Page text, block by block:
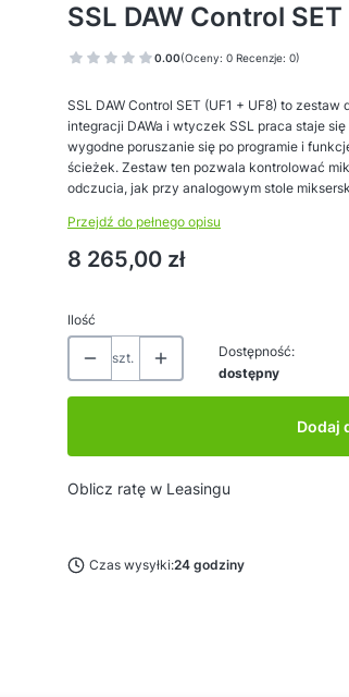
SSL DAW Control
0.00(Oceny: 0 Recenzje: 0)
SSL DAW Control SET (UF1 + UF8) to
integracji DAWa i wtyczek SSL praca staje
wygodne poruszanie się po programie i
ścieżek. Zestaw ten pozwala kontrolować
odczucia, jak przy analogowym stole
Przejdź do pełnego opisu
Cena
8 265,00 zł
Ilość
szt.
Dostępność:
dostępny
Dodaj
Oblicz ratę w Leasingu
Czas wysyłki:24 godziny